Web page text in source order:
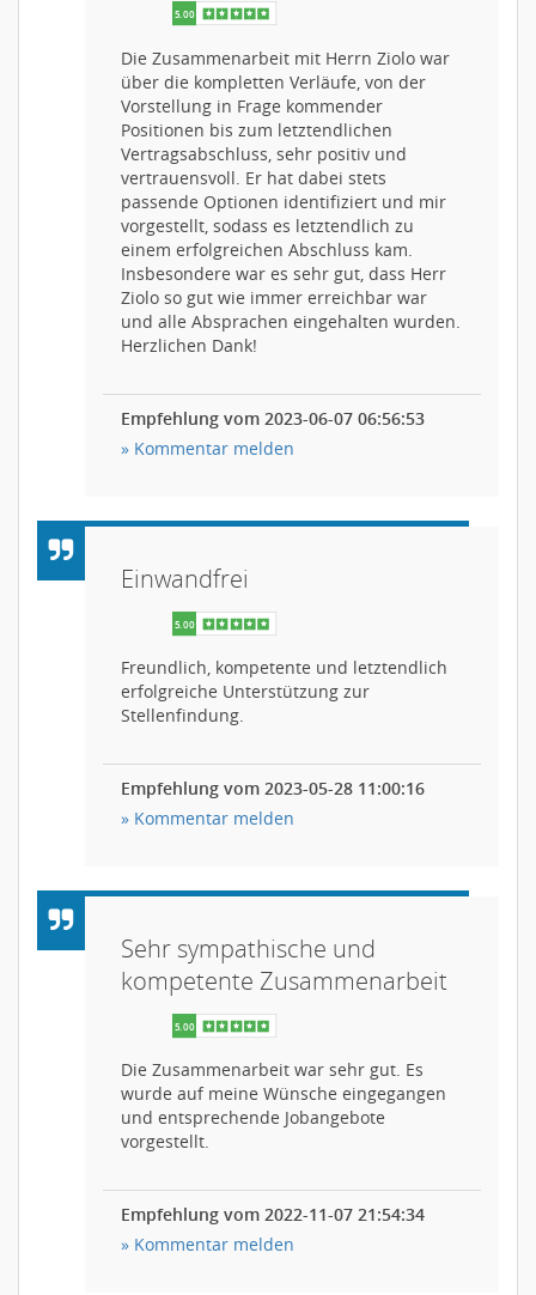
Die Zusammenarbeit mit Herrn Ziolo war
über die kompletten Verläufe, von der
Vorstellung in Frage kommender
Positionen bis zum letztendlichen
Vertragsabschluss, sehr positiv und
vertrauensvoll. Er hat dabei stets
passende Optionen identifiziert und mir
vorgestellt, sodass es letztendlich zu
einem erfolgreichen Abschluss kam.
Insbesondere war es sehr gut, dass Herr
Ziolo so gut wie immer erreichbar war
und alle Absprachen eingehalten wurden.
Herzlichen Dank!
Empfehlung vom 2023-06-07 06:56:53
» Kommentar melden
Einwandfrei
Freundlich, kompetente und letztendlich
erfolgreiche Unterstützung zur
Stellenfindung.
Empfehlung vom 2023-05-28 11:00:16
» Kommentar melden
Sehr sympathische und
kompetente Zusammenarbeit
Die Zusammenarbeit war sehr gut. Es
wurde auf meine Wünsche eingegangen
und entsprechende Jobangebote
vorgestellt.
Empfehlung vom 2022-11-07 21:54:34
» Kommentar melden